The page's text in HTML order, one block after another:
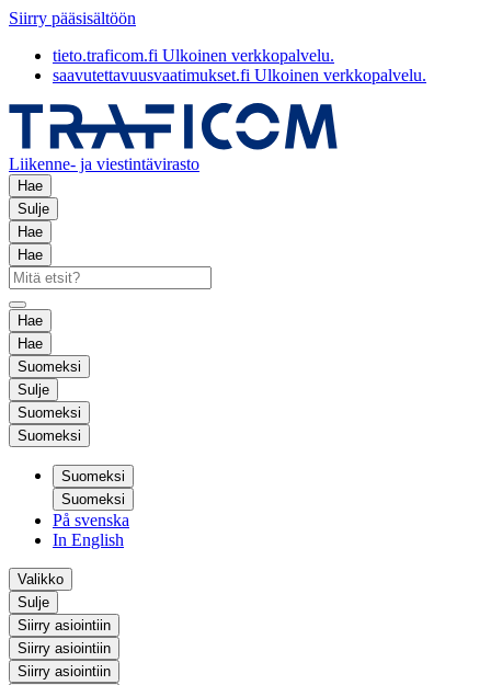
Siirry pääsisältöön
tieto.traficom.fi Ulkoinen verkkopalvelu.
saavutettavuusvaatimukset.fi Ulkoinen verkkopalvelu.
Liikenne- ja viestintävirasto
Hae
Sulje
Hae
Hae
Hae
Hae
Suomeksi
Sulje
Suomeksi
Suomeksi
Suomeksi
Suomeksi
På svenska
In English
Valikko
Sulje
Siirry asiointiin
Siirry asiointiin
Siirry asiointiin